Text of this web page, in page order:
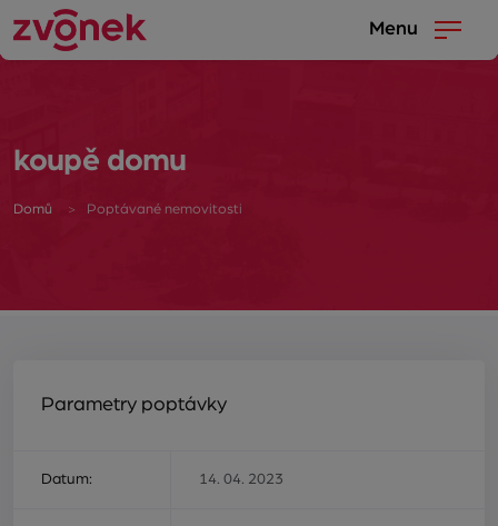
Menu
koupě domu
Domů Poptávané nemovitosti
Parametry poptávky
Datum: 14. 04. 2023